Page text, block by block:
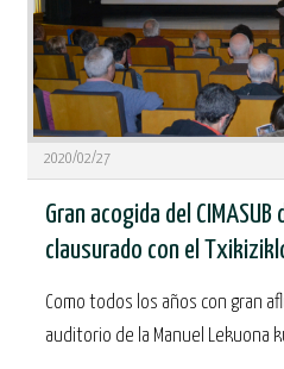
2020/02/27
Gran acogida del
clausurado con el
Como todos los años con gran
auditorio de la Manuel Lekuona